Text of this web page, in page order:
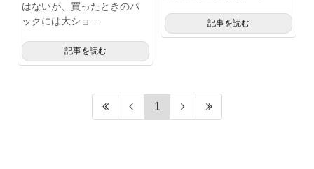
記事を読む
はないが、買ったときのパ
ックには大ショ...
記事を読む
1